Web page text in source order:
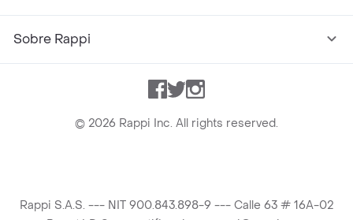
Sobre Rappi
Facebook
TwitterInstagram
© 2026 Rappi Inc. All rights reserved.
Rappi S.A.S. --- NIT 900.843.898-9 --- Calle 63 # 16A-02